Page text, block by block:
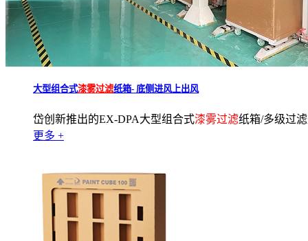
大型组合式漆雾过滤纸箱- 底侧进风上出风
岱创新推出的EX-DPA大型组合式漆雾过滤纸箱/多级过
更多 +